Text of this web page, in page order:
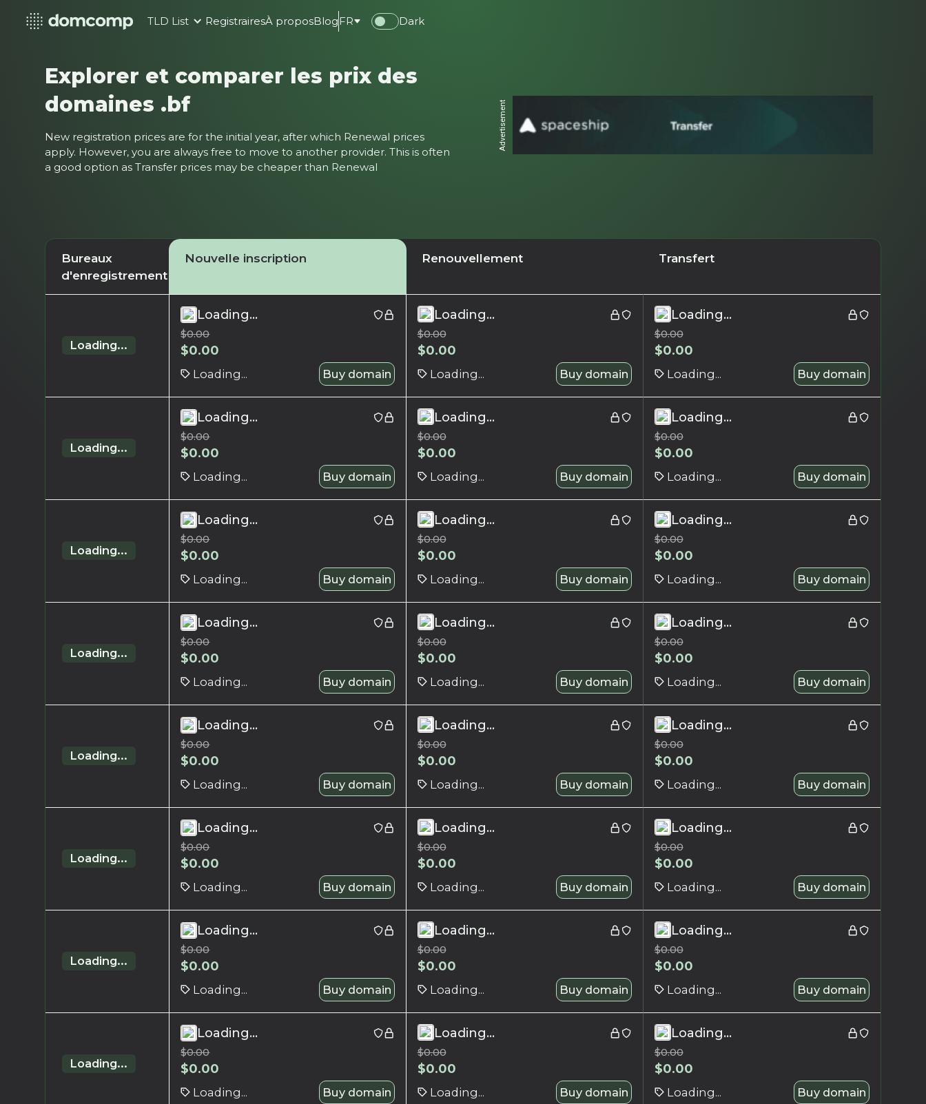
TLD List RegistrairesÀ proposBlog FR Dark
Explorer et comparer les prix des
domaines .bf
New registration prices are for the initial year, after which Renewal prices
apply. However, you are always free to move to another provider. This is often
a good option as Transfer prices may be cheaper than Renewal
Advertisement
Bureaux
d'enregistrement
Nouvelle inscription Renouvellement Transfert
Loading...
Loading...
$0.00
$0.00
Loading... Buy domain
Loading...
$0.00
$0.00
Loading... Buy domain
Loading...
$0.00
$0.00
Loading... Buy domain
Loading...
Loading...
$0.00
$0.00
Loading... Buy domain
Loading...
$0.00
$0.00
Loading... Buy domain
Loading...
$0.00
$0.00
Loading... Buy domain
Loading...
Loading...
$0.00
$0.00
Loading... Buy domain
Loading...
$0.00
$0.00
Loading... Buy domain
Loading...
$0.00
$0.00
Loading... Buy domain
Loading...
Loading...
$0.00
$0.00
Loading... Buy domain
Loading...
$0.00
$0.00
Loading... Buy domain
Loading...
$0.00
$0.00
Loading... Buy domain
Loading...
Loading...
$0.00
$0.00
Loading... Buy domain
Loading...
$0.00
$0.00
Loading... Buy domain
Loading...
$0.00
$0.00
Loading... Buy domain
Loading...
Loading...
$0.00
$0.00
Loading... Buy domain
Loading...
$0.00
$0.00
Loading... Buy domain
Loading...
$0.00
$0.00
Loading... Buy domain
Loading...
Loading...
$0.00
$0.00
Loading... Buy domain
Loading...
$0.00
$0.00
Loading... Buy domain
Loading...
$0.00
$0.00
Loading... Buy domain
Loading...
Loading...
$0.00
$0.00
Loading... Buy domain
Loading...
$0.00
$0.00
Loading... Buy domain
Loading...
$0.00
$0.00
Loading... Buy domain